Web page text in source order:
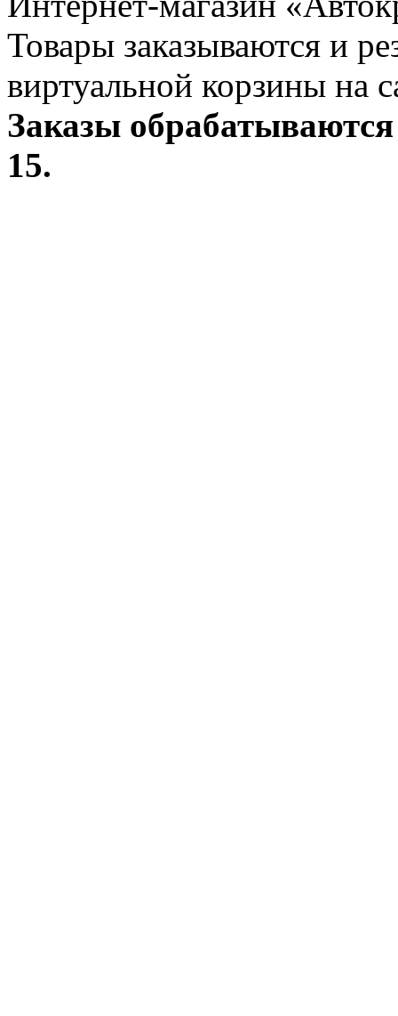
Товары заказываются и
виртуальной корзины на
Заказы
15.